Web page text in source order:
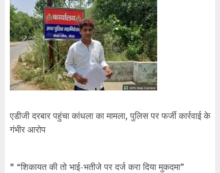
एडीजी दरबार पहुंचा कांधला का मामला, पुलिस पर फर्जी कार्रवाई के
गंभीर आरोप
* “शिकायत की तो भाई-भतीजे पर दर्ज करा दिया मुकदमा”